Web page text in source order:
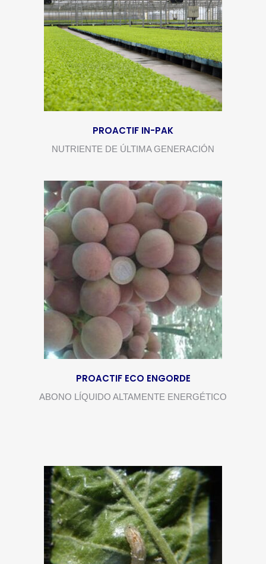
PROACTIF IN-PAK
NUTRIENTE DE ÚLTIMA GENERACIÓN
PROACTIF ECO ENGORDE
ABONO LÍQUIDO ALTAMENTE ENERGÉTICO